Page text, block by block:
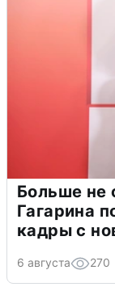
Больше не
Гагарина
кадры с
6 августа 270